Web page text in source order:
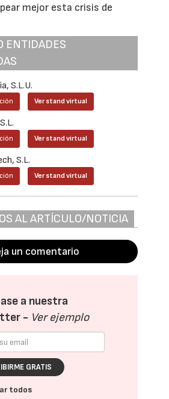
mejor esta crisis de
ENTIDADES
S.L.U.
Ver stand virtual
Ver stand virtual
S.L.
Ver stand virtual
AL ARTÍCULO/NOTICIA
un comentario
a nuestra
- Ver ejemplo
GRATIS
todos